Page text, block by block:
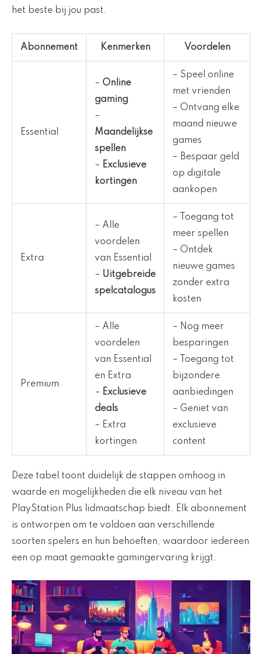
het beste bij jou past.
Abonnement Kenmerken Voordelen
Essential
– Online
gaming
–
Maandelijkse
spellen
– Exclusieve
kortingen
– Speel online
met vrienden
– Ontvang elke
maand nieuwe
games
– Bespaar geld
op digitale
aankopen
Extra
– Alle
voordelen
van Essential
– Uitgebreide
spelcatalogus
– Toegang tot
meer spellen
– Ontdek
nieuwe games
zonder extra
kosten
Premium
– Alle
voordelen
van Essential
en Extra
– Exclusieve
deals
– Extra
kortingen
– Nog meer
besparingen
– Toegang tot
bijzondere
aanbiedingen
– Geniet van
exclusieve
content
Deze tabel toont duidelijk de stappen omhoog in
waarde en mogelijkheden die elk niveau van het
PlayStation Plus lidmaatschap biedt. Elk abonnement
is ontworpen om te voldoen aan verschillende
soorten spelers en hun behoeften, waardoor iedereen
een op maat gemaakte gamingervaring krijgt.